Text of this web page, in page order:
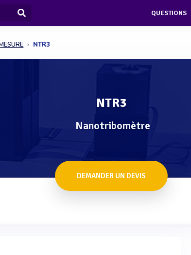
QUESTIONS
NTR3
NTR3
Nanotribomètre
DEMANDER UN DEVIS